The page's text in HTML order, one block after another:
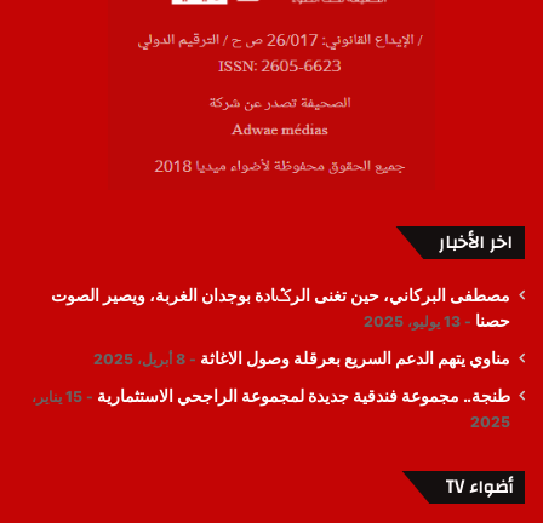
اخر الأخبار
مصطفى البركاني، حين تغنى الرݣادة بوجدان الغربة، ويصير الصوت
حصنا
13 يوليو، 2025
مناوي يتهم الدعم السريع بعرقلة وصول الاغاثة 8 أبريل، 2025
طنجة.. مجموعة فندقية جديدة لمجموعة الراجحي الاستثمارية
15 يناير،
2025
أضواء TV